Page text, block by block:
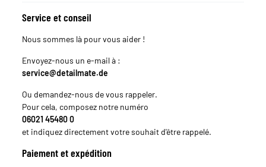
Service et conseil
Nous sommes là pour vous aider !
Envoyez-nous un e-mail à :
service@detailmate.de
Ou demandez-nous de vous rappeler.
Pour cela, composez notre numéro
06021 45480 0
et indiquez directement votre souhait d'être rappelé.
Paiement et expédition